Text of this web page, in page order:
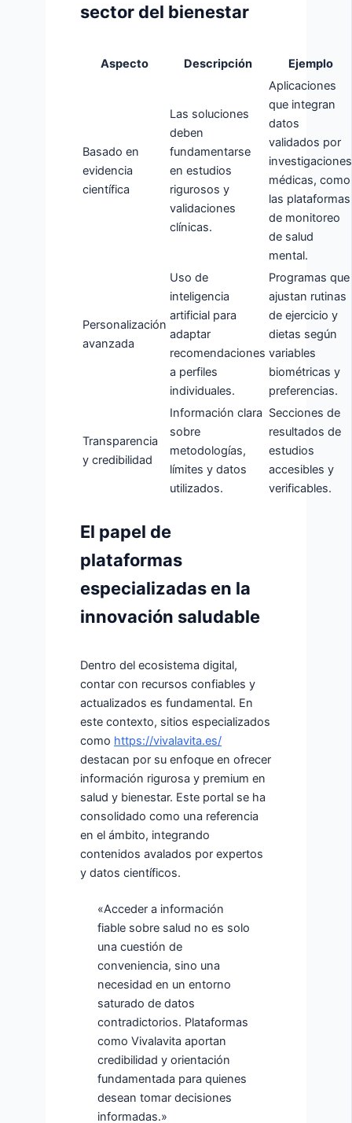
sector del bienestar
Aspecto Descripción Ejemplo
Basado en
evidencia
científica
Las soluciones
deben
fundamentarse
en estudios
rigurosos y
validaciones
clínicas.
Aplicaciones
que integran
datos
validados por
investigaciones
médicas, como
las plataformas
de monitoreo
de salud
mental.
Personalización
avanzada
Uso de
inteligencia
artificial para
adaptar
recomendaciones
a perfiles
individuales.
Programas que
ajustan rutinas
de ejercicio y
dietas según
variables
biométricas y
preferencias.
Transparencia
y credibilidad
Información clara
sobre
metodologías,
límites y datos
utilizados.
Secciones de
resultados de
estudios
accesibles y
verificables.
El papel de
plataformas
especializadas en la
innovación saludable
Dentro del ecosistema digital,
contar con recursos confiables y
actualizados es fundamental. En
este contexto, sitios especializados
como https://vivalavita.es/
destacan por su enfoque en ofrecer
información rigurosa y premium en
salud y bienestar. Este portal se ha
consolidado como una referencia
en el ámbito, integrando
contenidos avalados por expertos
y datos científicos.
«Acceder a información
fiable sobre salud no es solo
una cuestión de
conveniencia, sino una
necesidad en un entorno
saturado de datos
contradictorios. Plataformas
como Vivalavita aportan
credibilidad y orientación
fundamentada para quienes
desean tomar decisiones
informadas.»